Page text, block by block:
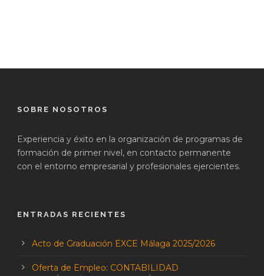
SOBRE NOSOTROS
Experiencia y éxito en la organización de programas de
formación de primer nivel, en contacto permanente
con el entorno empresarial y profesionales ejercientes.
ENTRADAS RECIENTES
Acto de Graduación EXCE Málaga 2025/2026
Oferta de Empleo: CONTABILIDAD